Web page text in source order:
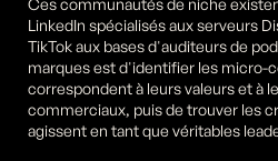
LinkedIn spécialisés aux serveurs
TikTok aux bases d'auditeurs de
marques est d'identifier les micro-
correspondent à leurs valeurs et à
commerciaux, puis de trouver les
agissent en tant que véritables